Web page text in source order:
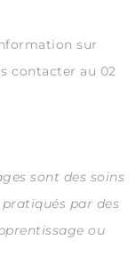
sur
contacter au 02
sont des soins
par des
ou